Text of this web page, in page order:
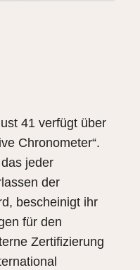
41 verfügt über
Chronometer“.
jeder
der
bescheinigt ihr
für den
Zertifizierung